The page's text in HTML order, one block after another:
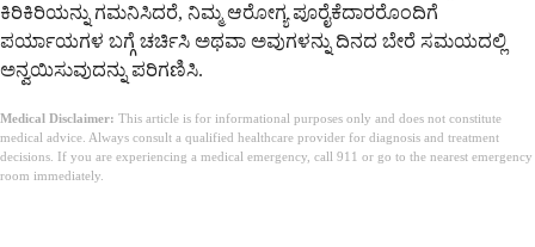
ಕಿರಿಕಿರಿಯನ್ನು ಗಮನಿಸಿದರೆ, ನಿಮ್ಮ ಆರೋಗ್ಯ ಪೂರೈಕೆದಾರರೊಂದಿಗೆ
ಪರ್ಯಾಯಗಳ ಬಗ್ಗೆ ಚರ್ಚಿಸಿ ಅಥವಾ ಅವುಗಳನ್ನು ದಿನದ ಬೇರೆ ಸಮಯದಲ್ಲಿ
ಅನ್ವಯಿಸುವುದನ್ನು ಪರಿಗಣಿಸಿ.
Medical Disclaimer: This article is for informational purposes only and does not constitute
medical advice. Always consult a qualified healthcare provider for diagnosis and treatment
decisions. If you are experiencing a medical emergency, call 911 or go to the nearest emergency
room immediately.